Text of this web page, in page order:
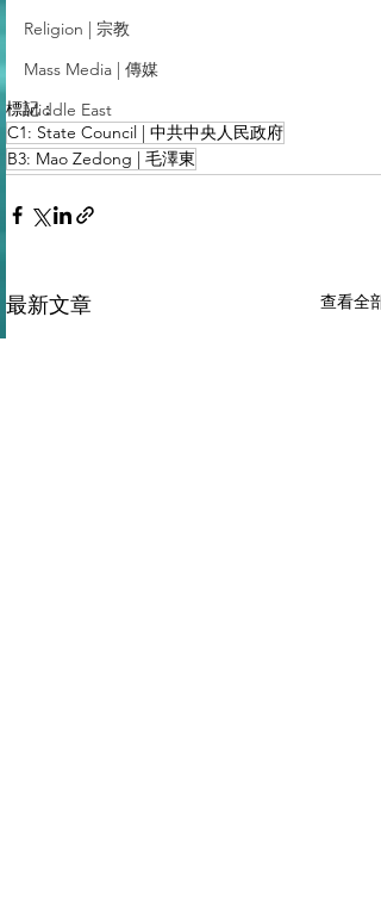
Religion | 宗教
Mass Media | 傳媒
Middle East
標記：
C1: State Council | 中共中央人民政府
B3: Mao Zedong | 毛澤東
最新文章 查看全部